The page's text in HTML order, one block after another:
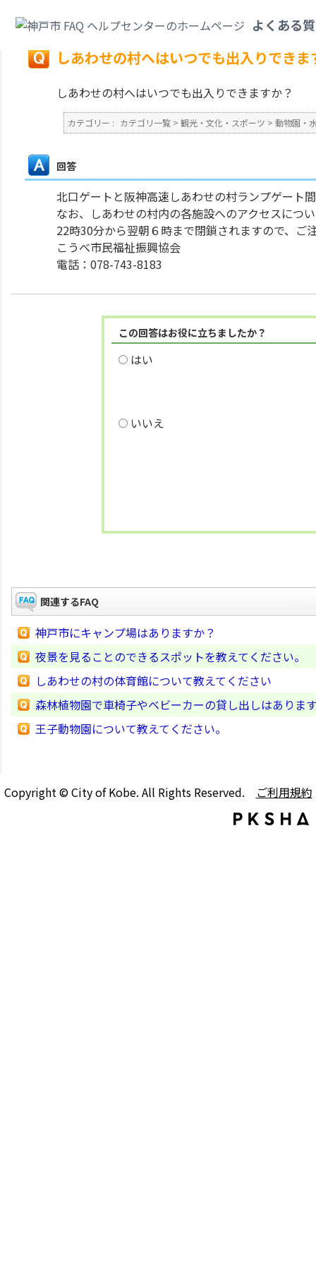
よくある
戻る
しあわせの村へはいつでも出入りできま
しあわせの村へはいつでも出入りできますか？
カテゴリー : カテゴリ一覧 > 観光・文化・スポーツ > 動物園・
回答
北口ゲートと阪神高速しあわせの村ランプゲート
なお、しあわせの村内の各施設へのアクセスにつ
22時30分から翌朝６時まで閉鎖されますので、ご
こうべ市民福祉振興協会
電話：078-743-8183
この回答はお役に立ちましたか？
はい
いいえ
関連するFAQ
神戸市にキャンプ場はありますか？
夜景を見ることのできるスポットを教えてください。
しあわせの村の体育館について教えてください
森林植物園で車椅子やベビーカーの貸し出しはありま
王子動物園について教えてください。
Copyright © City of Kobe. All Rights Reserved. ご利用規約